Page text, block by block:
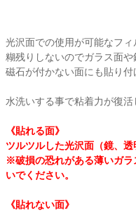
梱包用品
ポリ袋・OPP袋
文具・事務用品
光沢面での使用が可能なフィ
糊残りしないのでガラス面や
磁石が付かない面にも貼り付
水洗いする事で粘着力が復活
《貼れる面》
ツルツルした光沢面（鏡、透
※破損の恐れがある薄いガ
いでください。
《貼れない面》